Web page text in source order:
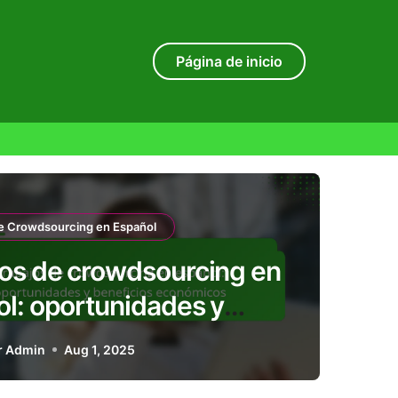
Página de inicio
Crowdsourcing en Español
de crowdsourcing en
oportunidades y
económicos
Admin Aug 1, 2025